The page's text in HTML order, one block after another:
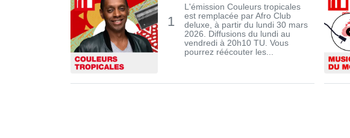
1
L'émission Couleurs tropicales
est remplacée par Afro Club
deluxe, à partir du lundi 30 mars
2026. Diffusions du lundi au
vendredi à 20h10 TU. Vous
pourrez réécouter les...